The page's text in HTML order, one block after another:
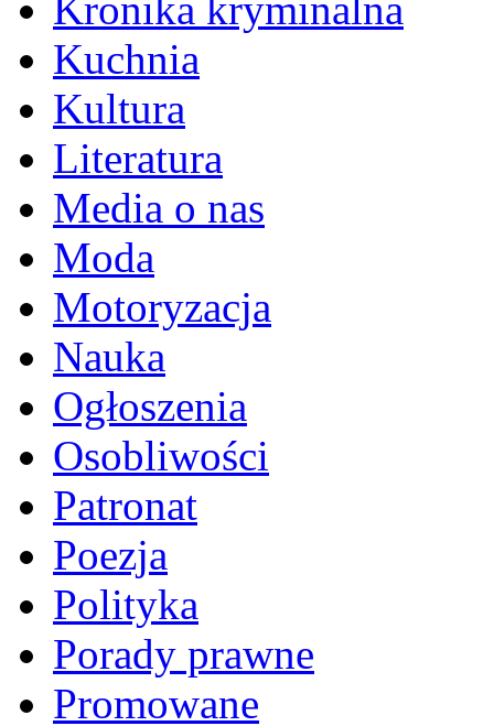
Kronika kryminalna
Kuchnia
Kultura
Literatura
Media o nas
Moda
Motoryzacja
Nauka
Ogłoszenia
Osobliwości
Patronat
Poezja
Polityka
Porady prawne
Promowane